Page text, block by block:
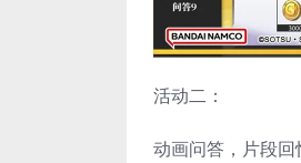
活动二：
动画问答，片段回